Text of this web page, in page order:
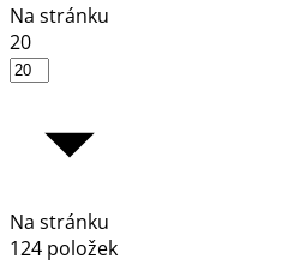
Na stránku
20
Na stránku
124 položek